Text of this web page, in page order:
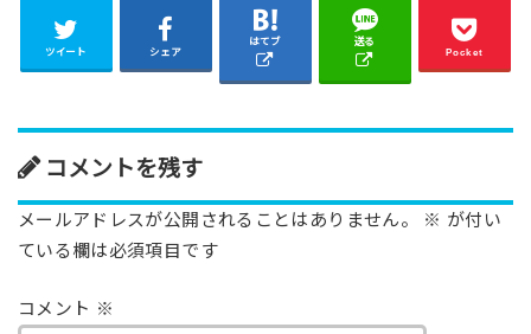
ツイート シェア
はてブ
送る
Pocket
コメントを残す
メールアドレスが公開されることはありません。 ※ が付い
ている欄は必須項目です
コメント ※